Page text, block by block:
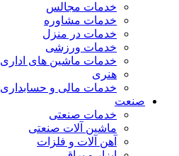
خدمات مجالس
خدمات مشاوره
خدمات در منزل
خدمات ورزشی
خدمات ماشین های اداری
هنری
خدمات مالی و حسابداری
صنعت
خدمات صنعتی
ماشین آلات صنعتی
آهن آلات و فلزات